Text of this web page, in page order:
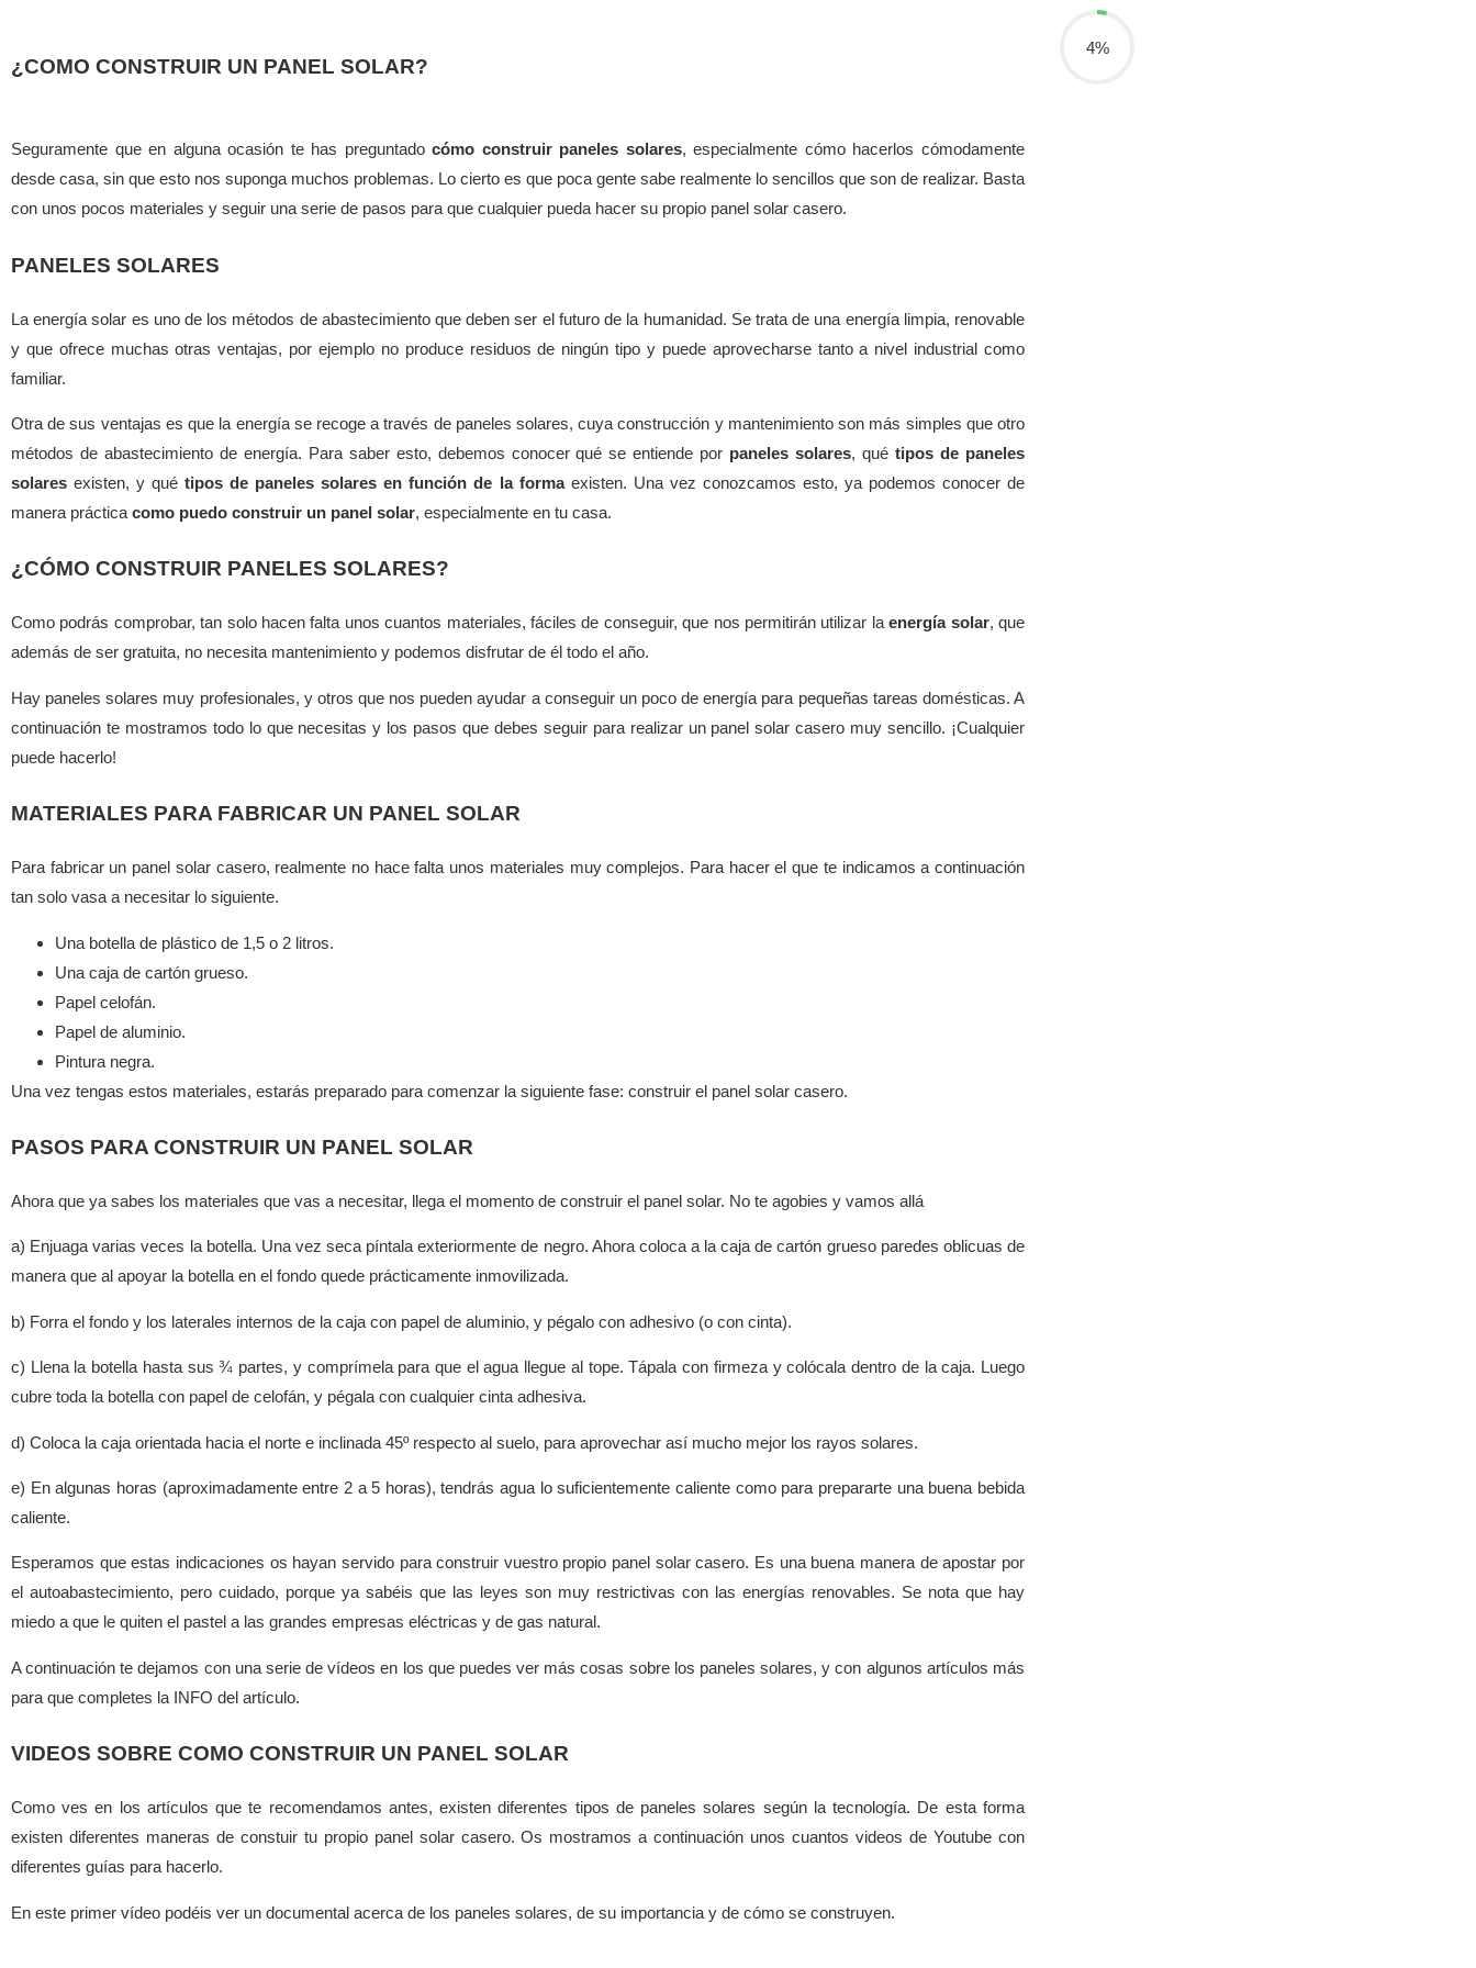
¿COMO CONSTRUIR UN PANEL SOLAR?
Seguramente que en alguna ocasión te has preguntadocómo construir paneles solares, especialmente cómo hacerlos cómodamente
desde casa, sin que esto nos suponga muchos problemas. Lo cierto es que poca gente sabe realmente lo sencillos que son de realizar. Basta
con unos pocos materiales y seguir una serie de pasos para que cualquier pueda hacer su propio panel solar casero.
PANELES SOLARES
La energía solar es uno de los métodos de abastecimiento que deben ser el futuro de la humanidad. Se trata de una energía limpia, renovable
y que ofrece muchas otras ventajas, por ejemplo no produce residuos de ningún tipo y puede aprovecharse tanto a nivel industrial como
familiar.
Otra de sus ventajas es que la energía se recoge a través de paneles solares, cuya construcción y mantenimiento son más simples que otro
métodos de abastecimiento de energía. Para saber esto, debemos conocer qué se entiende por paneles solares, quétipos de paneles
solares existen, y quétipos de paneles solares en función de la formaexisten. Una vez conozcamos esto, ya podemos conocer de
manera práctica como puedo construir un panel solar, especialmente en tu casa.
¿CÓMO CONSTRUIR PANELES SOLARES?
Como podrás comprobar, tan solo hacen falta unos cuantos materiales, fáciles de conseguir, que nos permitirán utilizar laenergía solar, que
además de ser gratuita, no necesita mantenimiento y podemos disfrutar de él todo el año.
Hay paneles solares muy profesionales, y otros que nos pueden ayudar a conseguir un poco de energía para pequeñas tareas domésticas. A
continuación te mostramos todo lo que necesitas y los pasos que debes seguir para realizar un panel solar casero muy sencillo. ¡Cualquier
puede hacerlo!
MATERIALES PARA FABRICAR UN PANEL SOLAR
Para fabricar un panel solar casero, realmente no hace falta unos materiales muy complejos. Para hacer el que te indicamos a continuación
tan solo vasa a necesitar lo siguiente.
Una botella de plástico de 1,5 o 2 litros.
Una caja de cartón grueso.
Papel celofán.
Papel de aluminio.
Pintura negra.
Una vez tengas estos materiales, estarás preparado para comenzar la siguiente fase: construir el panel solar casero.
PASOS PARA CONSTRUIR UN PANEL SOLAR
Ahora que ya sabes los materiales que vas a necesitar, llega el momento de construir el panel solar. No te agobies y vamos allá
a) Enjuaga varias veces la botella. Una vez seca píntala exteriormente de negro. Ahora coloca a la caja de cartón grueso paredes oblicuas de
manera que al apoyar la botella en el fondo quede prácticamente inmovilizada.
b) Forra el fondo y los laterales internos de la caja con papel de aluminio, y pégalo con adhesivo (o con cinta).
c) Llena la botella hasta sus ¾ partes, y comprímela para que el agua llegue al tope. Tápala con firmeza y colócala dentro de la caja. Luego
cubre toda la botella con papel de celofán, y pégala con cualquier cinta adhesiva.
d) Coloca la caja orientada hacia el norte e inclinada 45º respecto al suelo, para aprovechar así mucho mejor los rayos solares.
e) En algunas horas (aproximadamente entre 2 a 5 horas), tendrás agua lo suficientemente caliente como para prepararte una buena bebida
caliente.
Esperamos que estas indicaciones os hayan servido para construir vuestro propio panel solar casero. Es una buena manera de apostar por
el autoabastecimiento, pero cuidado, porque ya sabéis que las leyes son muy restrictivas con las energías renovables. Se nota que hay
miedo a que le quiten el pastel a las grandes empresas eléctricas y de gas natural.
A continuación te dejamos con una serie de vídeos en los que puedes ver más cosas sobre los paneles solares, y con algunos artículos más
para que completes la INFO del artículo.
VIDEOS SOBRE COMO CONSTRUIR UN PANEL SOLAR
Como ves en los artículos que te recomendamos antes, existen diferentes tipos de paneles solares según la tecnología. De esta forma
existen diferentes maneras de constuir tu propio panel solar casero. Os mostramos a continuación unos cuantos videos de Youtube con
diferentes guías para hacerlo.
En este primer vídeo podéis ver un documental acerca de los paneles solares, de su importancia y de cómo se construyen.
4%